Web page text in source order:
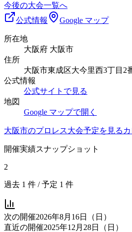
今後の大会一覧へ
公式情報
Google マップ
所在地
大阪府 大阪市
住所
大阪市東成区大今里西3丁目2
公式情報
公式サイトで見る
地図
Google マップで開く
大阪市のプロレス大会予定を見る
開催実績スナップショット
2
過去 1 件 / 予定 1 件
次の開催2026年8月16日（日）
直近の開催2025年12月28日（日）